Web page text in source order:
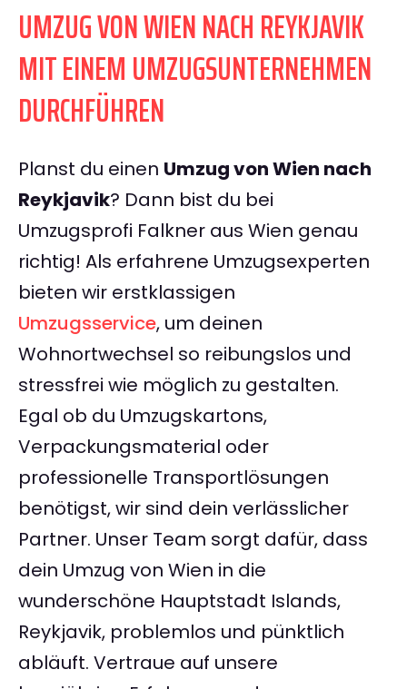
UMZUG VON WIEN NACH REYKJAVIK
MIT EINEM UMZUGSUNTERNEHMEN
DURCHFÜHREN
Planst du einen Umzug von Wien nach
Reykjavik? Dann bist du bei
Umzugsprofi Falkner aus Wien genau
richtig! Als erfahrene Umzugsexperten
bieten wir erstklassigen
Umzugsservice, um deinen
Wohnortwechsel so reibungslos und
stressfrei wie möglich zu gestalten.
Egal ob du Umzugskartons,
Verpackungsmaterial oder
professionelle Transportlösungen
benötigst, wir sind dein verlässlicher
Partner. Unser Team sorgt dafür, dass
dein Umzug von Wien in die
wunderschöne Hauptstadt Islands,
Reykjavik, problemlos und pünktlich
abläuft. Vertraue auf unsere